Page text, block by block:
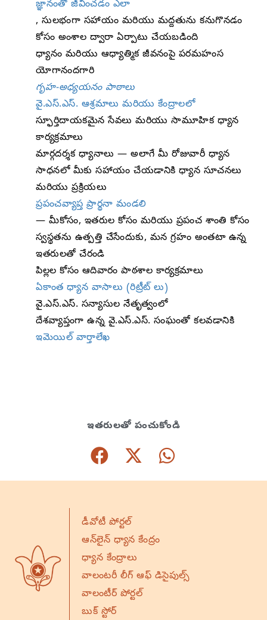
జ్ఞానంతో జీవించడం ఎలా
, సులభంగా సహాయం మరియు మద్దతును కనుగొనడం
కోసం అంశాల ద్వారా ఏర్పాటు చేయబడింది
ధ్యానం మరియు ఆధ్యాత్మిక జీవనంపై పరమహంస
యోగానందగారి
గృహ-అధ్యయనం పాఠాలు
వై‌.ఎస్‌.ఎస్. ఆశ్రమాలు మరియు కేంద్రాలలో
స్ఫూర్తిదాయకమైన సేవలు మరియు సామూహిక ధ్యాన
కార్యక్రమాలు
మార్గదర్శక ధ్యానాలు — అలాగే మీ రోజువారీ ధ్యాన
సాధనలో మీకు సహాయం చేయడానికి ధ్యాన సూచనలు
మరియు ప్రక్రియలు
ప్రపంచవ్యాప్త ప్రార్థనా మండలి
— మీకోసం, ఇతరుల కోసం మరియు ప్రపంచ శాంతి కోసం
స్వస్థతను ఉత్పత్తి చేసేందుకు, మన గ్రహం అంతటా ఉన్న
ఇతరులతో చేరండి
పిల్లల కోసం ఆదివారం పాఠశాల కార్యక్రమాలు
ఏకాంత ధ్యాన వాసాలు (రిట్రీట్ లు)
వై‌.ఎస్‌.ఎస్. సన్యాసుల నేతృత్వంలో
దేశవ్యాప్తంగా ఉన్న వై‌.ఎస్‌.ఎస్. సంఘంతో కలవడానికి
ఇమెయిల్ వార్తాలేఖ
ఇతరులతో పంచుకోండి
డీవోటీ పోర్టల్
ఆన్‌లైన్ ధ్యాన కేంద్రం
ధ్యాన కేంద్రాలు
వాలంటరీ లీగ్ ఆఫ్ డిసైపుల్స్
వాలంటీర్ పోర్టల్
బుక్ స్టోర్